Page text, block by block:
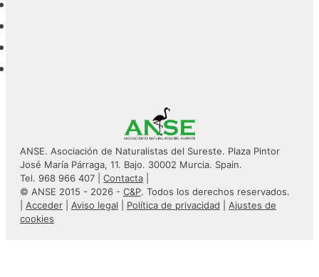
ANSE. Asociación de Naturalistas del Sureste. Plaza Pintor
José María Párraga, 11. Bajo. 30002 Murcia. Spain.
Tel. 968 966 407 | Contacta
© ANSE 2015 - 2026 - C&P. Todos los derechos reservados.
Acceder Aviso legal Política de privacidad
Ajustes de
cookies